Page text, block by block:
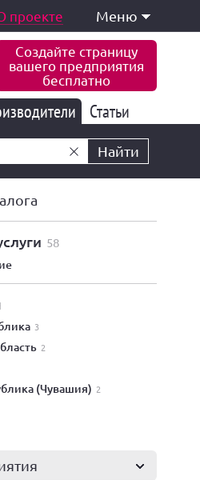
проекте Меню
Создайте страницу
вашего предприятия
бесплатно
839 6 773
Статьи
Найти
58
3
2
(Чувашия) 2